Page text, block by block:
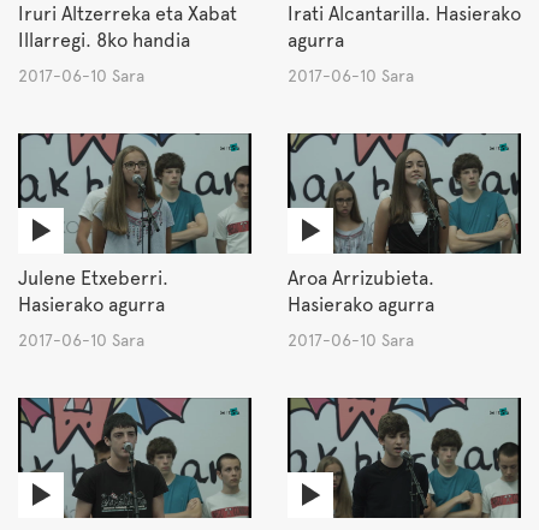
Iruri Altzerreka eta Xabat
Illarregi. 8ko handia
2017-06-10 Sara
Irati Alcantarilla. Hasierako
agurra
2017-06-10 Sara
Julene Etxeberri.
Hasierako agurra
2017-06-10 Sara
Aroa Arrizubieta.
Hasierako agurra
2017-06-10 Sara